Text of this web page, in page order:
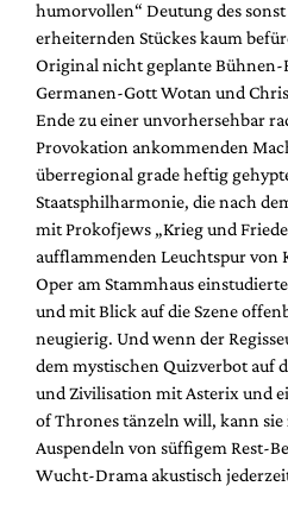
Redaktion
Autor:innen
Partner
Mediadaten
Suche
humorvollen“ Deutung des
erheiternden Stückes kaum
Original nicht geplante Bühnen-
Germanen-Gott Wotan und
Ende zu einer unvorhersehbar
Provokation ankommenden
überregional grade heftig
Staatsphilharmonie, die nach
mit Prokofjews „Krieg und
aufflammenden Leuchtspur von
Oper am Stammhaus
und mit Blick auf die Szene
neugierig. Und wenn der
dem mystischen Quizverbot auf
und Zivilisation mit Asterix und
of Thrones tänzeln will, kann
Auspendeln von süffigem Rest-
Wucht-Drama akustisch